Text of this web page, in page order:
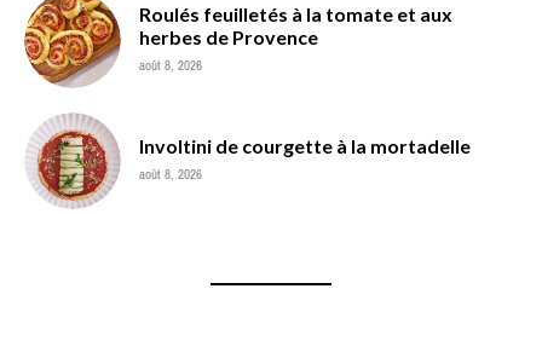
Roulés feuilletés à la tomate et aux
herbes de Provence
août 8, 2026
Involtini de courgette à la mortadelle
août 8, 2026